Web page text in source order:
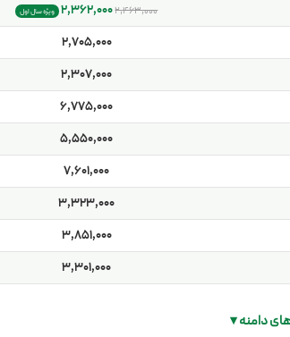
2,463,000
2,362,000 ویژه سال اول
2,705,000
2,307,000
6,775,000
5,550,000
7,601,000
3,323,000
3,851,000
3,301,000
دامنه ▾